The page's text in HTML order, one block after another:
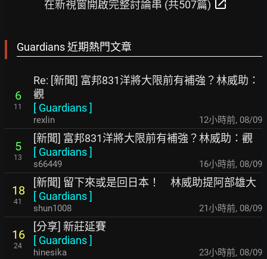
在新視窗開啟完整討論串 (共507篇) open_in_new
Guardians 近期熱門文章
6
11
Re: [新聞] 富邦831洋將大限前有補強？林威助：
觀
[ Guardians]
rexlin 12小時前, 08/09
5
13
[新聞] 富邦831洋將大限前有補強？林威助：觀
[ Guardians]
s66449 16小時前, 08/09
18
41
[新聞] 留下來或是回日本！ 林威助提阿部雄大
[ Guardians]
shun1008 21小時前, 08/09
16
24
[分享] 新莊延賽
[ Guardians]
hinesika 23小時前, 08/09